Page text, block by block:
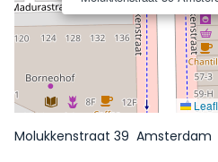
Molukkenstraat 39 Amsterdam